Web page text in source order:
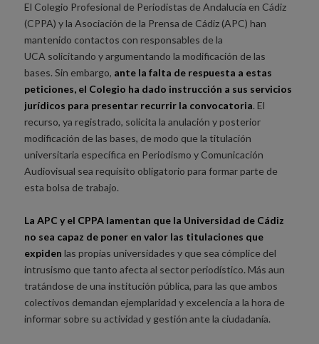
El Colegio Profesional de Periodistas de Andalucía en Cádiz
(CPPA) y la Asociación de la Prensa de Cádiz (APC) han
mantenido contactos con responsables de la
UCA solicitando y argumentando la modificación de las
bases. Sin embargo, ante la falta de respuesta a estas
peticiones, el Colegio ha dado instrucción a sus servicios
jurídicos para presentar recurrir la convocatoria. El
recurso, ya registrado, solicita la anulación y posterior
modificación de las bases, de modo que la titulación
universitaria específica en Periodismo y Comunicación
Audiovisual sea requisito obligatorio para formar parte de
esta bolsa de trabajo.
La APC y el CPPA lamentan que la Universidad de Cádiz
no sea capaz de poner en valor las titulaciones que
expiden las propias universidades y que sea cómplice del
intrusismo que tanto afecta al sector periodístico. Más aun
tratándose de una institución pública, para las que ambos
colectivos demandan ejemplaridad y excelencia a la hora de
informar sobre su actividad y gestión ante la ciudadanía.